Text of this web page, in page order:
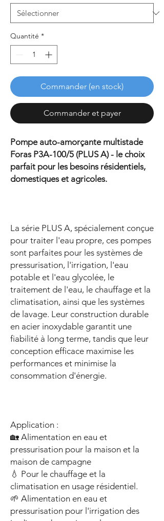
Quantité *
Commander (en stock)
Commander et payer
Pompe auto-amorçante multistade
Foras P3A-100/5 (PLUS A) - le choix
parfait pour les besoins résidentiels,
domestiques et agricoles.
La série PLUS A, spécialement conçue
pour traiter l'eau propre, ces pompes
sont parfaites pour les systèmes de
pressurisation, l'irrigation, l'eau
potable et l'eau glycolée, le
traitement de l'eau, le chauffage et la
climatisation, ainsi que les systèmes
de lavage. Leur construction durable
en acier inoxydable garantit une
fiabilité à long terme, tandis que leur
conception efficace maximise les
performances et minimise la
consommation d'énergie.
Application :
🏡 Alimentation en eau et
pressurisation pour la maison et la
maison de campagne
💧 Pour le chauffage et la
climatisation en usage résidentiel.
🌱 Alimentation en eau et
pressurisation pour l'irrigation des